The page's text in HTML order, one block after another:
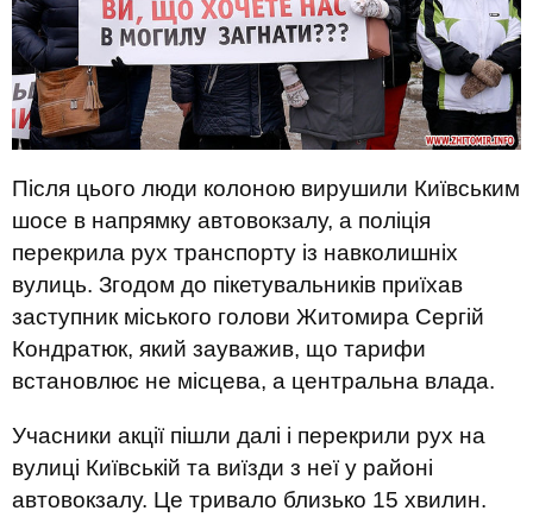
Після цього люди колоною вирушили Київським
шосе в напрямку автовокзалу, а поліція
перекрила рух транспорту із навколишніх
вулиць. Згодом до пікетувальників приїхав
заступник міського голови Житомира Сергій
Кондратюк, який зауважив, що тарифи
встановлює не місцева, а центральна влада.
Учасники акції пішли далі і перекрили рух на
вулиці Київській та виїзди з неї у районі
автовокзалу. Це тривало близько 15 хвилин.